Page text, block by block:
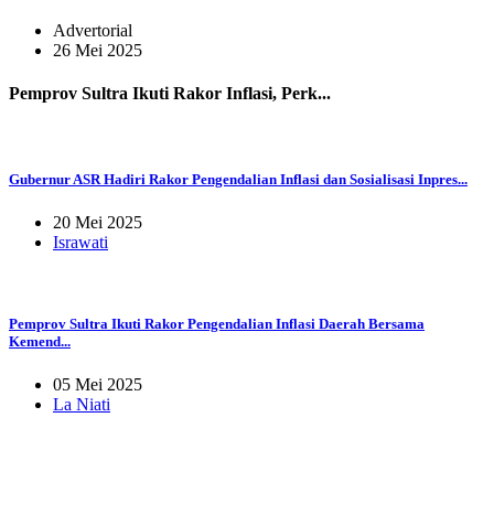
Advertorial
26 Mei 2025
Pemprov Sultra Ikuti Rakor Inflasi, Perk...
Gubernur ASR Hadiri Rakor Pengendalian Inflasi dan Sosialisasi Inpres...
20 Mei 2025
Israwati
Pemprov Sultra Ikuti Rakor Pengendalian Inflasi Daerah Bersama
Kemend...
05 Mei 2025
La Niati